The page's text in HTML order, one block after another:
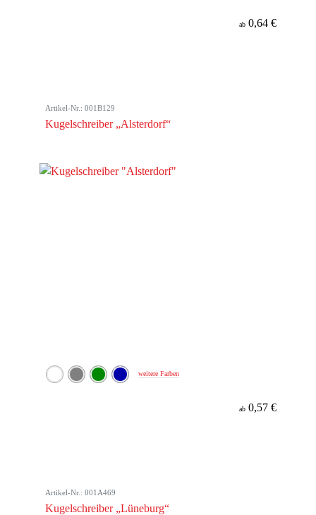
ab 0,64 €
Artikel-Nr.: 001B129
Kugelschreiber „Alsterdorf“
weitere Farben
ab 0,57 €
Artikel-Nr.: 001A469
Kugelschreiber „Lüneburg“